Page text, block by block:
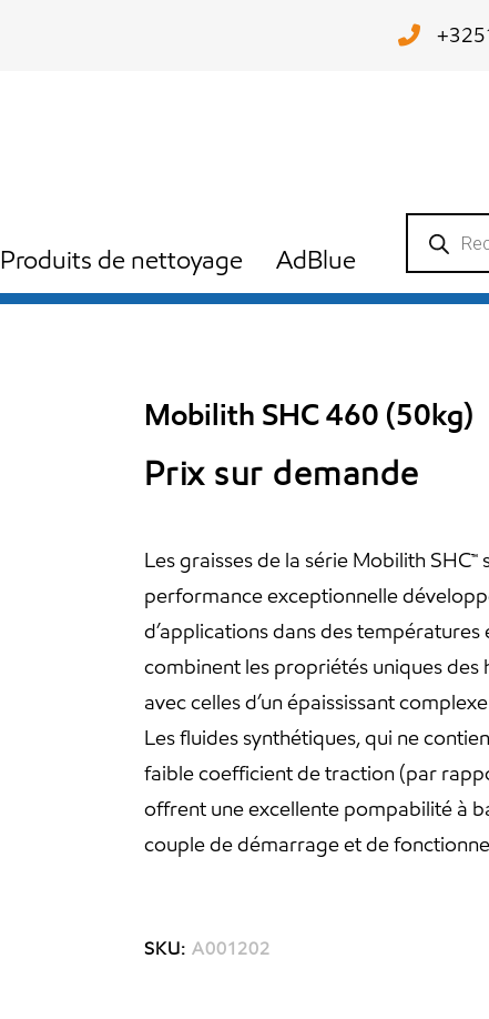
Produits de nettoyage AdBlue
Recherche
produits
Mobilith SHC 460 (50kg)
Prix sur demande
Les graisses de la série Mobilith
performance exceptionnelle
d’applications dans des températures
combinent les propriétés uniques des
avec celles d’un épaississant
Les fluides synthétiques, qui ne
faible coefficient de traction (par
offrent une excellente pompabilité à
couple de démarrage et de
SKU: A001202